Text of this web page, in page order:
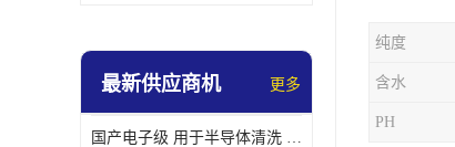
最新供应商机 更多
国产电子级 用于半导体清洗 EEP溶剂电子级
纯度
含水
PH